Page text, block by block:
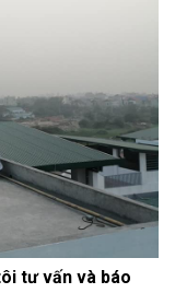
tư vấn và báo